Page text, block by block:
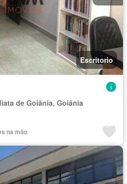
Escritorio
de Goiânia, Goiânia
na mão